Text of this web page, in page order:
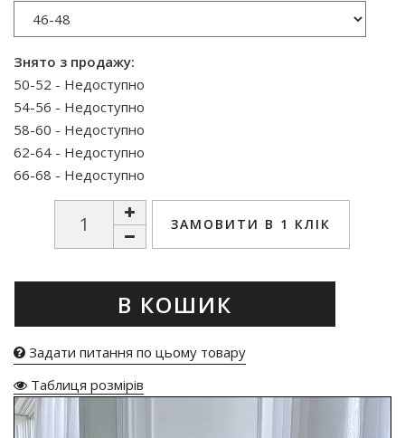
Знято з продажу:
50-52 - Недоступно
54-56 - Недоступно
58-60 - Недоступно
62-64 - Недоступно
66-68 - Недоступно
ЗАМОВИТИ В 1 КЛІК
В КОШИК
Задати питання по цьому товару
Таблиця розмірів